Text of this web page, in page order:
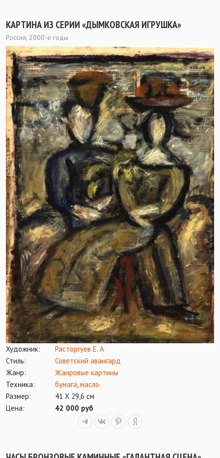
КАРТИНА ИЗ СЕРИИ «ДЫМКОВСКАЯ ИГРУШКА»
Россия, 2000-е годы
Художник:
Расторгуев Е. А
Стиль:
Советский авангард
Жанр:
Жанровые картины
Техника:
бумага,масло
Размер:
41 Х 29,6 см
Цена:
42 000 руб